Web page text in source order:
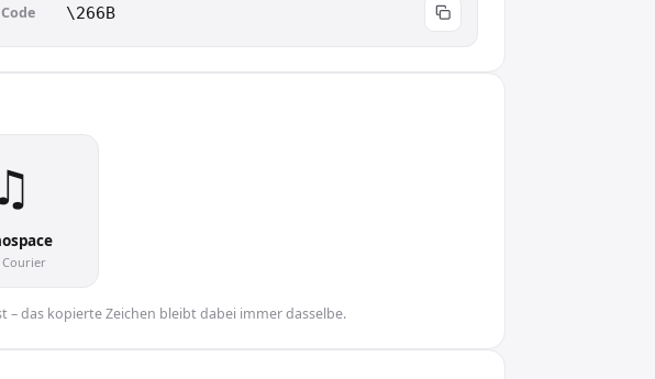
Code \266B
Courier
das kopierte Zeichen bleibt dabei immer dasselbe.